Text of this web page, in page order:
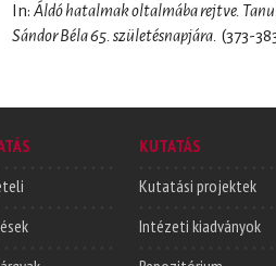
In: Áldó hatalmak oltalmába rejtve.
Sándor Béla 65. születésnapjára. (373-
KUTATÁS
Kutatási projektek
Intézeti kiadványok